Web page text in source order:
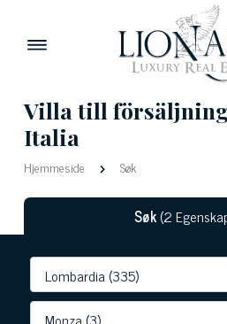
Villa till
Italia
Hjemmeside Søk
Søk(2